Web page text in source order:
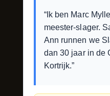
“Ik ben Marc
meester-slager.
Ann runnen we
dan 30 jaar in de
Kortrijk.”